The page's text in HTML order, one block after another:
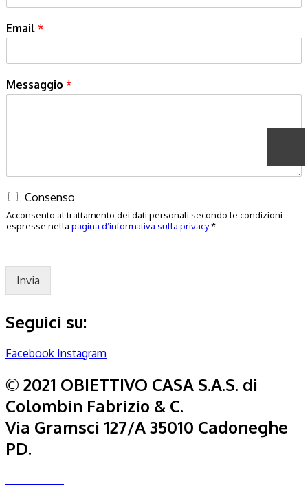
Email *
Messaggio *
Consenso
Acconsento al trattamento dei dati personali secondo le condizioni
espresse nella pagina d’informativa sulla privacy*
Invia
Seguici su:
Facebook Instagram
© 2021 OBIETTIVO CASA S.A.S. di
Colombin Fabrizio & C.
Via Gramsci 127/A 35010 Cadoneghe
PD.